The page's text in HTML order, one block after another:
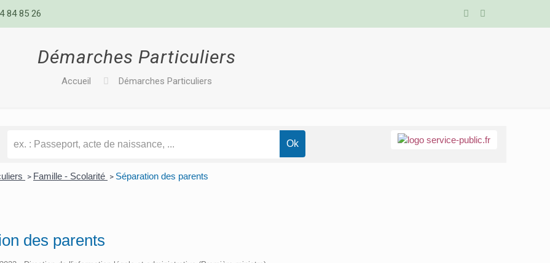
84 85 26
Démarches Particuliers
Accueil Démarches Particuliers
> Famille - Scolarité > Séparation des parents
des parents